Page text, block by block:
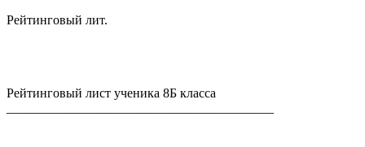
Рейтинговый лит.
Рейтинговый лист ученика 8Б класса